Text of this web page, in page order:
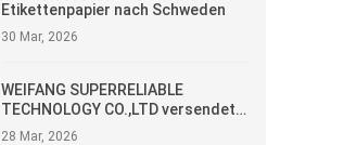
Etikettenpapier nach Schweden
30 Mar, 2026
WEIFANG SUPERRELIABLE
TECHNOLOGY CO.,LTD versendet
selbstklebende Etiketten nach
28 Mar, 2026